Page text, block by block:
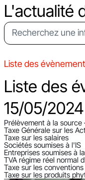
L'actualité
Liste des
Liste des
15/05/2024
Prélèvement à la source
Taxe Générale sur les
Taxe sur les salaires
Sociétés soumises à l'IS
Entreprises soumises à
TVA régime réel normal
Taxe sur les
Taxe sur les produits